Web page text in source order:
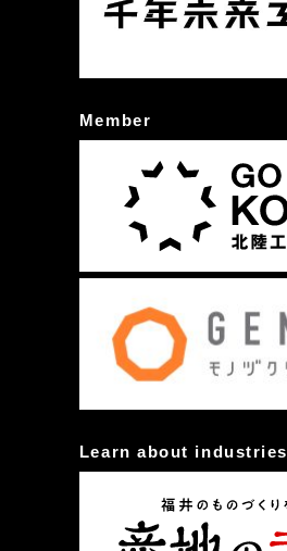
Member
Learn about industries